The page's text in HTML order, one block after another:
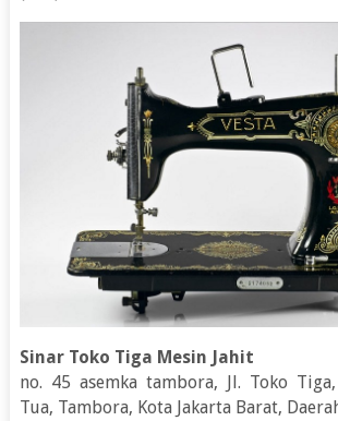
Sinar Toko Tiga Mesin Jahit
no. 45 asemka tambora, Jl. Toko Tiga,
Tua, Tambora, Kota Jakarta Barat,